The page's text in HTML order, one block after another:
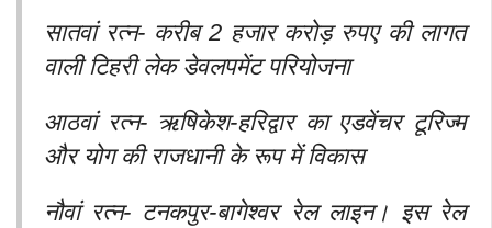
सातवां रत्न- करीब 2 हजार करोड़ रुपए की लागत
वाली टिहरी लेक डेवलपमेंट परियोजना
आठवां रत्न- ऋषिकेश-हरिद्वार का एडवेंचर टूरिज्म
और योग की राजधानी के रूप में विकास
नौवां रत्न- टनकपुर-बागेश्वर रेल लाइन। इस रेल